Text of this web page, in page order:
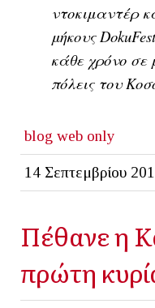
ντοκιμαντέρ
μήκους
κάθε χρόνο σε
πόλεις του
blog web only
14 Σεπτεμβρίου
Πέθανε η
πρώτη